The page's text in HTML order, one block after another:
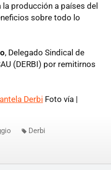
la producción a países del
sobre todo lo
, Delegado Sindical de
(DERBI) por remitirnos
Derbi Foto vía |
Derbi